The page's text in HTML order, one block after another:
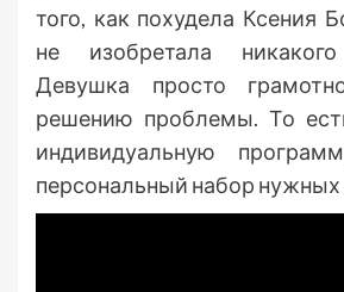
того, как похудела Ксения
не изобретала
Девушка просто
решению проблемы. То
индивидуальную
персональный набор нужных